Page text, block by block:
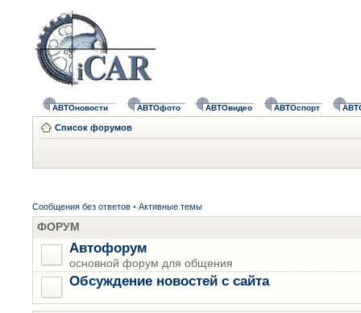
АВТОновости АВТОфото АВТОвидео АВТОспорт
Список форумов
Сообщения без ответов • Активные темы
ФОРУМ
Автофорум
основной форум для общения
Обсуждение новостей с сайта